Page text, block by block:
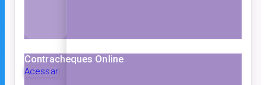
Contracheques Online
Acessar